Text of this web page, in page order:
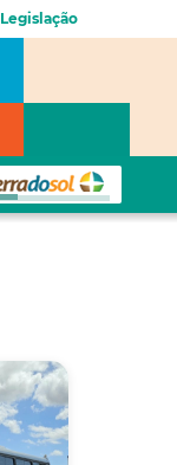
Legislação